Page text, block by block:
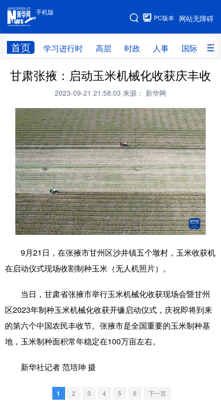
手机版
网站无障碍
PC版本
首页 学习进行时 高层 时政 人事 国际 财
手机版
网站地图
学习进行时 高层 时政 人事
财经 网评
台湾 思客智库 全球连线 教育
科技 科创 量子 体育
文化 书画 健康 军事
访谈 视频 图片 政务
法律 中央文件 金融 汽车
食品 人居 信息化 数字经济
文化产业
地方频道
甘肃张掖：启动玉米机械化收获庆丰收
2023-09-21 21:58:03 来源： 新华网
9月21日，在张掖市甘州区沙井镇五个墩村，玉米收获机
在启动仪式现场收割制种玉米（无人机照片）。
当日，甘肃省张掖市举行玉米机械化收获现场会暨甘州
区2023年制种玉米机械化收获开镰启动仪式，庆祝即将到来
的第六个中国农民丰收节。张掖市是全国重要的玉米制种基
地，玉米制种面积常年稳定在100万亩左右。
新华社记者 范培珅 摄
1 2 3 4 5 6 下一页